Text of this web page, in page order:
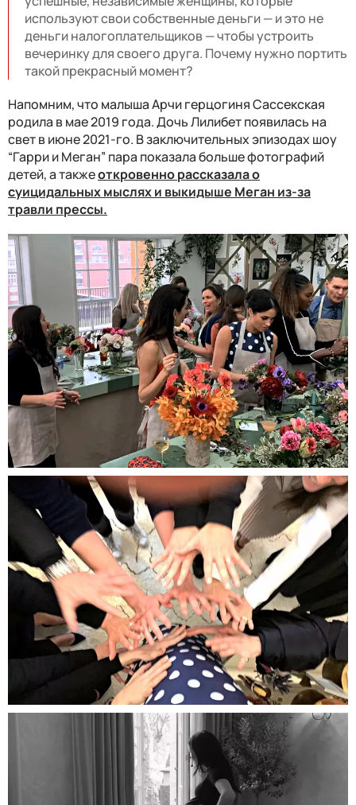
используют свои собственные деньги — и это не
деньги налогоплательщиков — чтобы устроить
вечеринку для своего друга. Почему нужно портить
такой прекрасный момент?
Напомним, что малыша Арчи герцогиня Сассекская
родила в мае 2019 года. Дочь Лилибет появилась на
свет в июне 2021-го. В заключительных эпизодах шоу
“Гарри и Меган” пара показала больше фотографий
детей, а такжеоткровенно рассказала о
суицидальных мыслях и выкидыше Меган из-за
травли прессы.